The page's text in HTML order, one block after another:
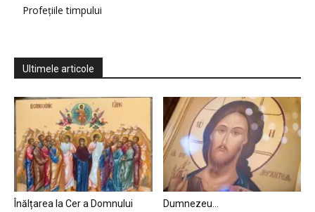
Profețiile timpului
Ultimele articole
Înălțarea la Cer a Domnului
Dumnezeu…